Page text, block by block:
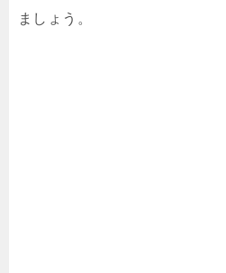
ましょう。